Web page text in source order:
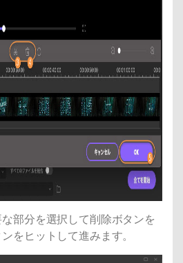
部分を選択して削除ボタンを
をヒットして進みます。